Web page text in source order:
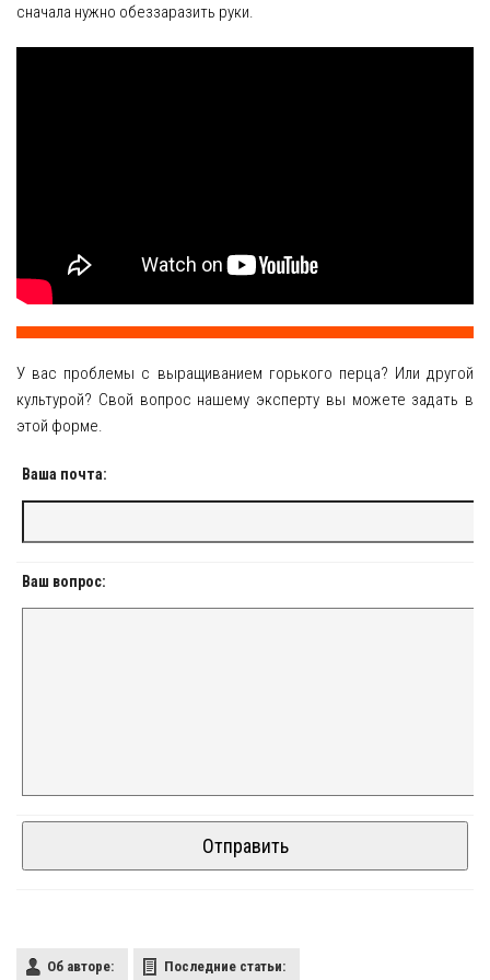
сначала нужно обеззаразить руки.
У вас проблемы с выращиванием горького перца? Или другой
культурой? Свой вопрос нашему эксперту вы можете задать в
этой форме.
Ваша почта:
Ваш вопрос:
Об авторе: Последние статьи: